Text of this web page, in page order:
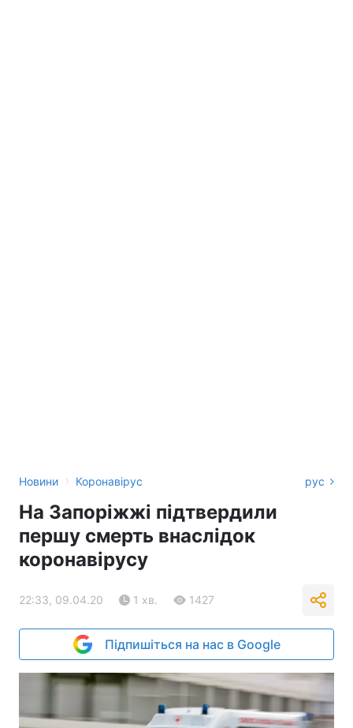
Новини › Коронавірус рус
На Запоріжжі підтвердили
першу смерть внаслідок
коронавірусу
22:33, 09.04.20 1 хв. 1427
Підпишіться на нас в Google